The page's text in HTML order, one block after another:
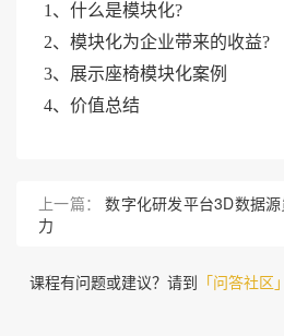
1、什么是模块化?
2、模块化为企业带来的收益?
3、展示座椅模块化案例
4、价值总结
上一篇：
数字化研发平台3D数据
力
课程有问题或建议？请到 「问答社区」